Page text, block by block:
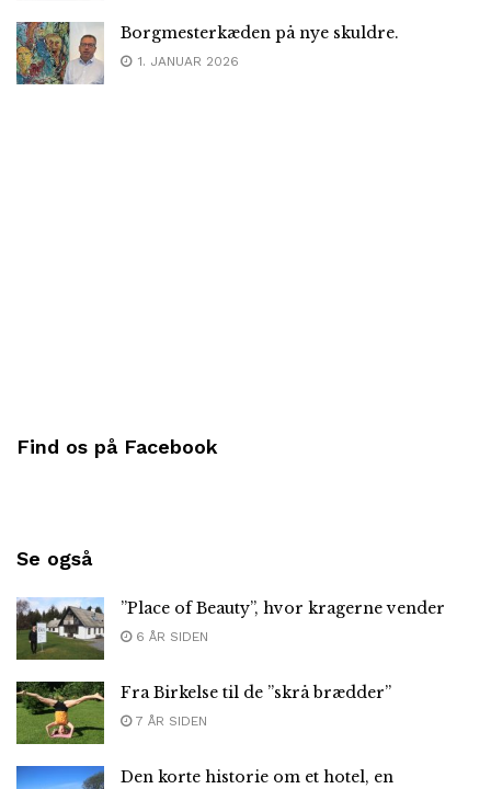
Borgmesterkæden på nye skuldre.
1. JANUAR 2026
Find os på Facebook
Se også
”Place of Beauty”, hvor kragerne vender
6 ÅR SIDEN
Fra Birkelse til de ”skrå brædder”
7 ÅR SIDEN
Den korte historie om et hotel, en